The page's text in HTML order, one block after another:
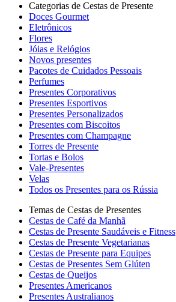
Categorias de Cestas de Presente
Doces Gourmet
Eletrônicos
Flores
Jóias e Relógios
Novos presentes
Pacotes de Cuidados Pessoais
Perfumes
Presentes Corporativos
Presentes Esportivos
Presentes Personalizados
Presentes com Biscoitos
Presentes com Champagne
Torres de Presente
Tortas e Bolos
Vale-Presentes
Velas
Todos os Presentes para os Rússia
Temas de Cestas de Presentes
Cestas de Café da Manhã
Cestas de Presente Saudáveis e Fitness
Cestas de Presente Vegetarianas
Cestas de Presente para Equipes
Cestas de Presentes Sem Glúten
Cestas de Queijos
Presentes Americanos
Presentes Australianos